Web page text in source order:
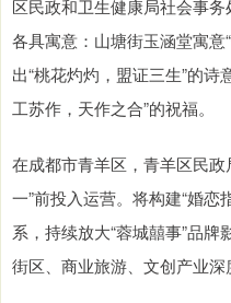
区民政和卫生健康局社会事
各具寓意：山塘街玉涵堂寓意
出“桃花灼灼，盟证三生”的
工苏作，天作之合”的祝福。
在成都市青羊区，青羊区民
一”前投入运营。将构建“婚
系，持续放大“蓉城囍事”品
街区、商业旅游、文创产业深